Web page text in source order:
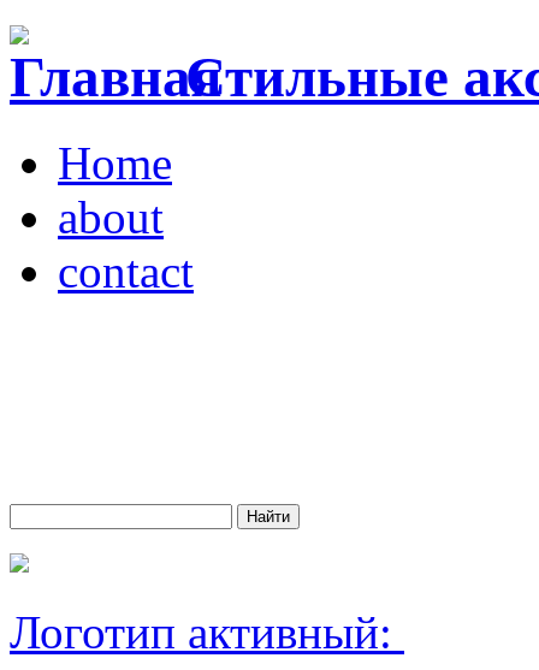
Стильные
Home
about
contact
Логотип активный: